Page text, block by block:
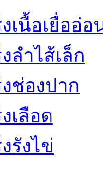
เนื้อเยื่ออ่อ
ลำไส้เล็ก
ช่องปาก
เลือด
รังไข่